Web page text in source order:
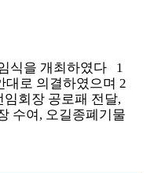
식을 개최하였다 1
대로 의결하였으며 2
임회장 공로패 전달,
수여 , 오길종폐기물